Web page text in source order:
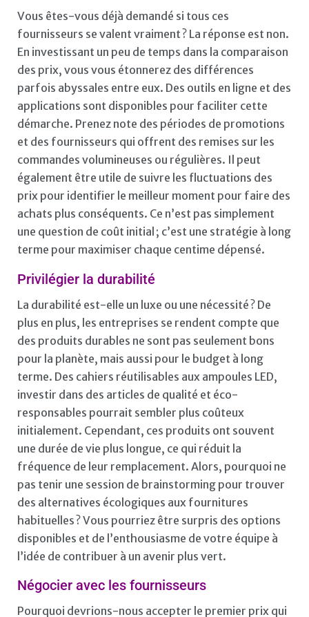
Vous êtes-vous déjà demandé si tous ces
fournisseurs se valent vraiment ? La réponse est non.
En investissant un peu de temps dans la comparaison
des prix, vous vous étonnerez des différences
parfois abyssales entre eux. Des outils en ligne et des
applications sont disponibles pour faciliter cette
démarche. Prenez note des périodes de promotions
et des fournisseurs qui offrent des remises sur les
commandes volumineuses ou régulières. Il peut
également être utile de suivre les fluctuations des
prix pour identifier le meilleur moment pour faire des
achats plus conséquents. Ce n’est pas simplement
une question de coût initial ; c’est une stratégie à long
terme pour maximiser chaque centime dépensé.
Privilégier la durabilité
La durabilité est-elle un luxe ou une nécessité ? De
plus en plus, les entreprises se rendent compte que
des produits durables ne sont pas seulement bons
pour la planète, mais aussi pour le budget à long
terme. Des cahiers réutilisables aux ampoules LED,
investir dans des articles de qualité et éco-
responsables pourrait sembler plus coûteux
initialement. Cependant, ces produits ont souvent
une durée de vie plus longue, ce qui réduit la
fréquence de leur remplacement. Alors, pourquoi ne
pas tenir une session de brainstorming pour trouver
des alternatives écologiques aux fournitures
habituelles ? Vous pourriez être surpris des options
disponibles et de l’enthousiasme de votre équipe à
l’idée de contribuer à un avenir plus vert.
Négocier avec les fournisseurs
Pourquoi devrions-nous accepter le premier prix qui